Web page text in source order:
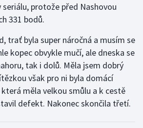
protože před Nashovou
331 bodů.
trať byla super náročná a musím se
kopec obvykle mučí, ale dneska se
tak i dolů. Měla jsem dobrý
však pro ni byla domácí
měla velkou smůlu a k cestě
defekt. Nakonec skončila třetí.